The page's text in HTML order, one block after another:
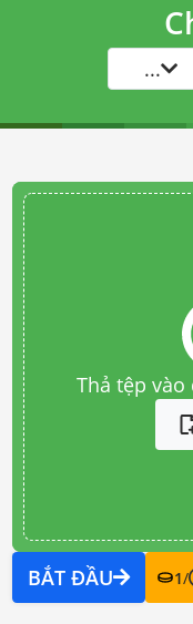
...
Thả tệp
BẮT ĐẦU 1/